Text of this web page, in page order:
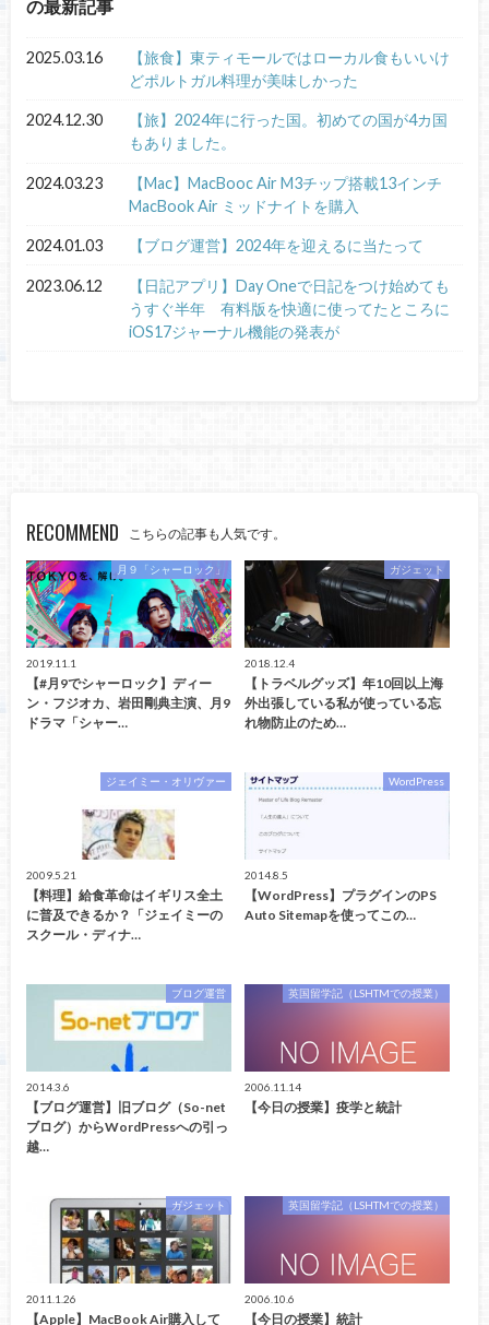
の最新記事
2025.03.16
【旅食】東ティモールではローカル食もいいけ
どポルトガル料理が美味しかった
2024.12.30
【旅】2024年に行った国。初めての国が4カ国
もありました。
2024.03.23
【Mac】MacBooc Air M3チップ搭載13インチ
MacBook Air ミッドナイトを購入
2024.01.03 【ブログ運営】2024年を迎えるに当たって
2023.06.12
【日記アプリ】Day Oneで日記をつけ始めても
うすぐ半年 有料版を快適に使ってたところに
iOS17ジャーナル機能の発表が
RECOMMEND こちらの記事も人気です。
月９「シャーロック」
2019.11.1
【#月9でシャーロック】ディー
ン・フジオカ、岩田剛典主演、月9
ドラマ「シャー…
ガジェット
2018.12.4
【トラベルグッズ】年10回以上海
外出張している私が使っている忘
れ物防止のため…
ジェイミー・オリヴァー
2009.5.21
【料理】給食革命はイギリス全土
に普及できるか？「ジェイミーの
スクール・ディナ…
WordPress
2014.8.5
【WordPress】プラグインのPS
Auto Sitemapを使ってこの…
ブログ運営
2014.3.6
【ブログ運営】旧ブログ（So-net
ブログ）からWordPressへの引っ
越…
英国留学記（LSHTMでの授業）
2006.11.14
【今日の授業】疫学と統計
ガジェット
2011.1.26
【Apple】MacBook Air購入して
英国留学記（LSHTMでの授業）
2006.10.6
【今日の授業】統計